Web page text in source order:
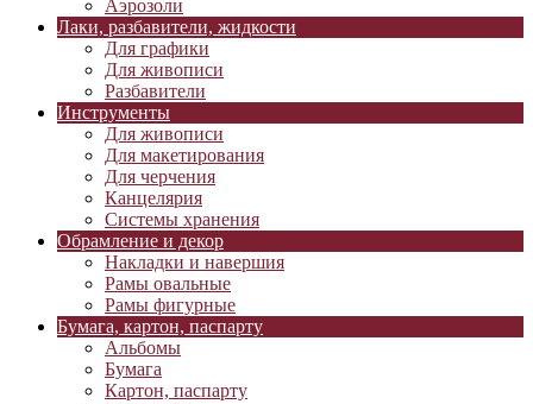
Аэрозоли
Лаки, разбавители, жидкости
Для графики
Для живописи
Разбавители
Инструменты
Для живописи
Для макетирования
Для черчения
Канцелярия
Системы хранения
Обрамление и декор
Накладки и навершия
Рамы овальные
Рамы фигурные
Бумага, картон, паспарту
Альбомы
Бумага
Картон, паспарту